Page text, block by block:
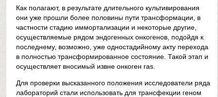
Как полагают, в результате длительного культивирования
они уже прошли более половины пути трансформации, в
частности стадию иммортализации и некоторые другие,
осуществляемые рядом эндогенных онкогенов, подойдя к
последнему, возможно, уже одностадийному акту перехода
в полностью трансформированное состояние. Такой этап и
осуществляет вносимый извне онкоген ras.
Для проверки высказанного положения исследователи ряда
лабораторий стали использовать для трансфекции геном